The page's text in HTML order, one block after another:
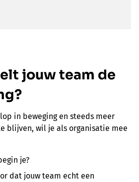
jouw team de
in beweging en steeds meer
blijven, wil je als organisatie mee
je?
dat jouw team echt een